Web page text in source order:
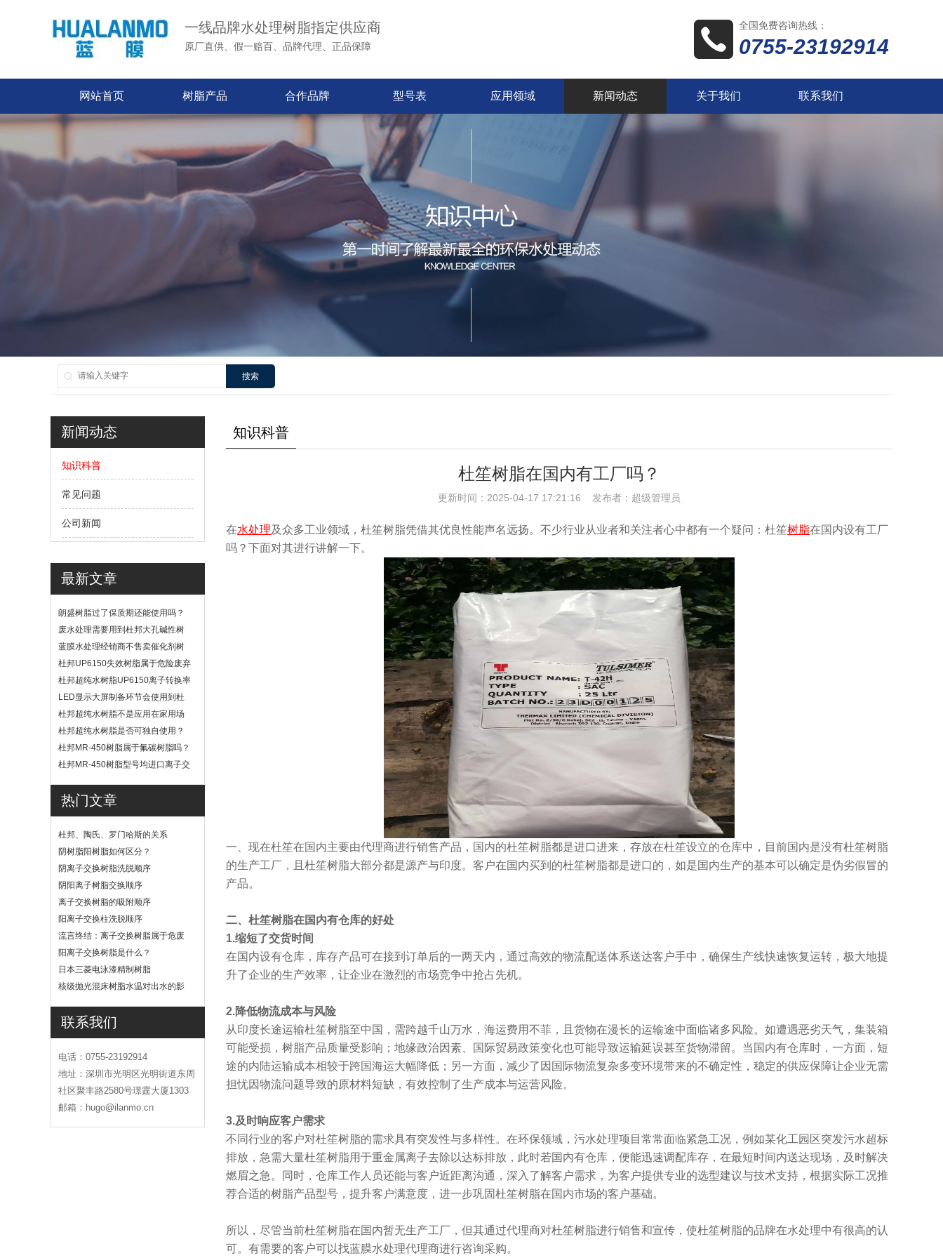
一线品牌水处理树脂指定供应商
原厂直供、假一赔百、品牌代理、正品保障
全国免费咨询热线：
0755-23192914
网站首页 树脂产品 合作品牌 型号表 应用领域 新闻动态 关于我们 联系我们
搜索
新闻动态
知识科普
常见问题
公司新闻
最新文章
朗盛树脂过了保质期还能使用吗？
废水处理需要用到杜邦大孔碱性树
脂？
蓝膜水处理经销商不售卖催化剂树
脂
杜邦UP6150失效树脂属于危险废弃
物吗？
杜邦超纯水树脂UP6150离子转换率
高吗？
LED显示大屏制备环节会使用到杜
邦UP6040树脂吗？
杜邦超纯水树脂不是应用在家用场
景
杜邦超纯水树脂是否可独自使用？
杜邦MR-450树脂属于氟碳树脂吗？
杜邦MR-450树脂型号均进口离子交
热门文章
杜邦、陶氏、罗门哈斯的关系
阴树脂阳树脂如何区分？
阴离子交换树脂洗脱顺序
阴阳离子树脂交换顺序
离子交换树脂的吸附顺序
阳离子交换柱洗脱顺序
流言终结：离子交换树脂属于危废
吗
阳离子交换树脂是什么？
日本三菱电泳漆精制树脂
核级抛光混床树脂水温对出水的影
联系我们
电话：0755-23192914
地址：深圳市光明区光明街道东周
社区聚丰路2580号璟霆大厦1303
邮箱：hugo@ilanmo.cn
知识科普
杜笙树脂在国内有工厂吗？
更新时间：2025-04-17 17:21:16 发布者：超级管理员
在水处理及众多工业领域，杜笙树脂凭借其优良性能声名远扬。不少行业从业者和关注者心中都有一个疑问：杜笙树脂在国内设有工厂
吗？下面对其进行讲解一下。
一、现在杜笙在国内主要由代理商进行销售产品，国内的杜笙树脂都是进口进来，存放在杜笙设立的仓库中，目前国内是没有杜笙树脂
的生产工厂，且杜笙树脂大部分都是源产与印度。客户在国内买到的杜笙树脂都是进口的，如是国内生产的基本可以确定是伪劣假冒的
产品。
二、杜笙树脂在国内有仓库的好处
1.缩短了交货时间
在国内设有仓库，库存产品可在接到订单后的一两天内，通过高效的物流配送体系送达客户手中，确保生产线快速恢复运转，极大地提
升了企业的生产效率，让企业在激烈的市场竞争中抢占先机。
2.降低物流成本与风险
从印度长途运输杜笙树脂至中国，需跨越千山万水，海运费用不菲，且货物在漫长的运输途中面临诸多风险。如遭遇恶劣天气，集装箱
可能受损，树脂产品质量受影响；地缘政治因素、国际贸易政策变化也可能导致运输延误甚至货物滞留。当国内有仓库时，一方面，短
途的内陆运输成本相较于跨国海运大幅降低；另一方面，减少了因国际物流复杂多变环境带来的不确定性，稳定的供应保障让企业无需
担忧因物流问题导致的原材料短缺，有效控制了生产成本与运营风险。
3.及时响应客户需求
不同行业的客户对杜笙树脂的需求具有突发性与多样性。在环保领域，污水处理项目常常面临紧急工况，例如某化工园区突发污水超标
排放，急需大量杜笙树脂用于重金属离子去除以达标排放，此时若国内有仓库，便能迅速调配库存，在最短时间内送达现场，及时解决
燃眉之急。同时，仓库工作人员还能与客户近距离沟通，深入了解客户需求，为客户提供专业的选型建议与技术支持，根据实际工况推
荐合适的树脂产品型号，提升客户满意度，进一步巩固杜笙树脂在国内市场的客户基础。
所以，尽管当前杜笙树脂在国内暂无生产工厂，但其通过代理商对杜笙树脂进行销售和宣传，使杜笙树脂的品牌在水处理中有很高的认
可。有需要的客户可以找蓝膜水处理代理商进行咨询采购。